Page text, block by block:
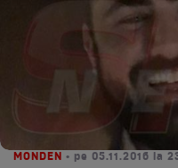
MONDEN • pe 05.11.2016 la